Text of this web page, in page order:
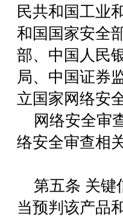
民共和国工业
和国国家安全
部、中国人民
局、中国证券
立国家网络安
网络安全审
络安全审查相
第五条 关键
当预判该产品